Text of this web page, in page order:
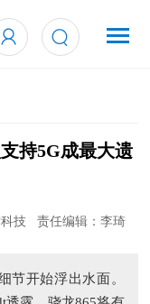
持5G成最大遗
科技 责任编辑：李琦
节开始浮出水面。